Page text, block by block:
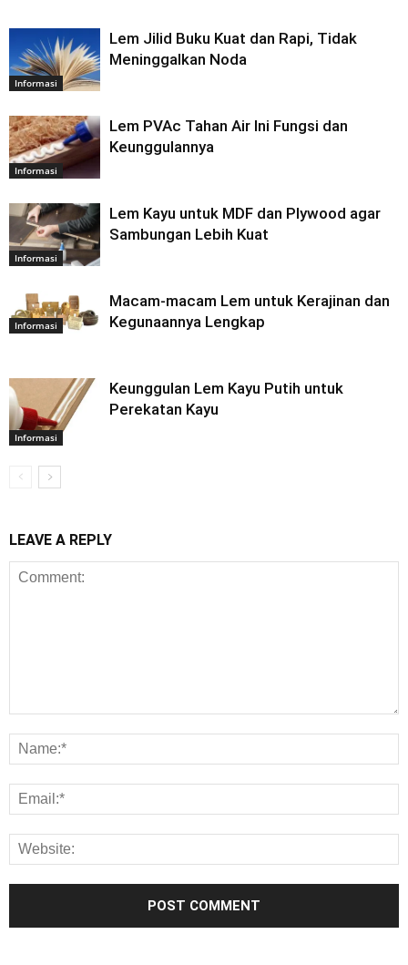
Informasi
Lem Jilid Buku Kuat dan Rapi, Tidak
Meninggalkan Noda
Informasi
Lem PVAc Tahan Air Ini Fungsi dan
Keunggulannya
Informasi
Lem Kayu untuk MDF dan Plywood agar
Sambungan Lebih Kuat
Informasi
Macam-macam Lem untuk Kerajinan dan
Kegunaannya Lengkap
Informasi
Keunggulan Lem Kayu Putih untuk
Perekatan Kayu
LEAVE A REPLY